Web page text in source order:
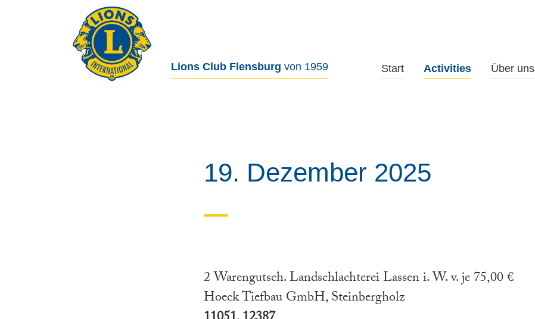
Lions Club Flensburg von 1959 Start Activities Über uns
19. Dezember 2025
2 Warengutsch. Landschlachterei Lassen i. W. v. je 75,00 €
Hoeck Tiefbau GmbH, Steinbergholz